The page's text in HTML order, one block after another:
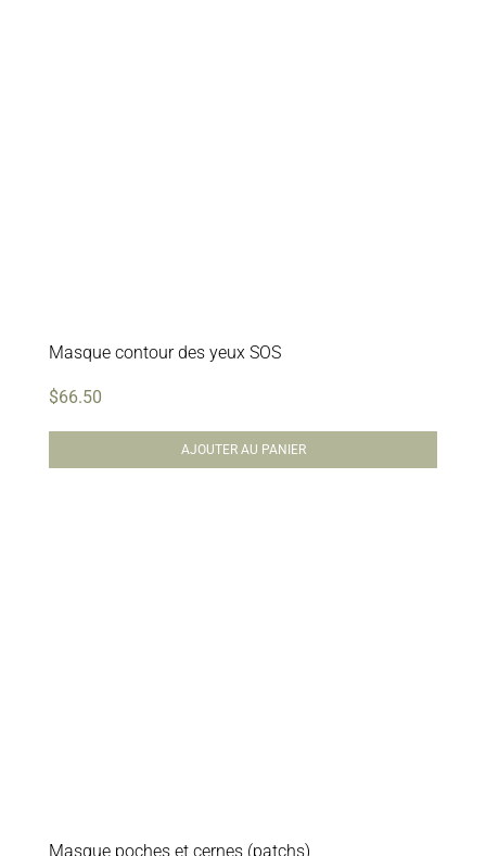
Masque contour des yeux SOS
$66.50
AJOUTER AU PANIER
Masque poches et cernes (patchs)